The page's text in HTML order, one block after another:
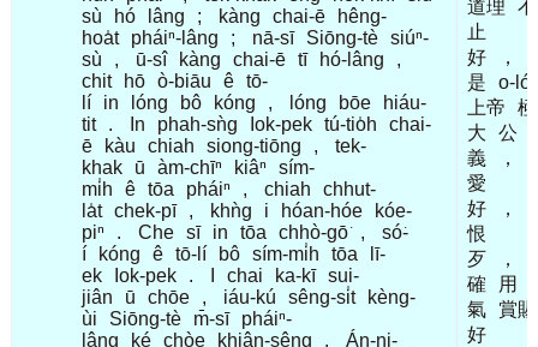
sù
hó lâng ; kàng chai-ē
hêng-
hoa̍t
pháiⁿ-lâng ; nā-sī Siōng-tè siúⁿ-
sù
, ū-sî kàng chai-ē tī hó-lâng
,
chit
hō ò-biāu ê tō-
lí
in lóng bô kóng , lóng bōe
hiáu-
tit
. In phah-sǹg Iok-pek tú-tio̍h
chai-
ē
kàu chiah siong-tiōng ,
tek-
khak
ū àm-chīⁿ kiâⁿ
sím-
mi̍h
ê tōa pháiⁿ , chiah
chhut-
la̍t chek-pī , khǹg i hóan-hóe
kóe-
piⁿ
. Che sī in tōa chhò-gō͘ ,
só͘-
í
kóng ê tō-lí bô sím-mi̍h tōa
lī-
ek
Iok-pek . chai ka-kī sui-
jiân
ū chōe , iáu-kú sêng-si̍t
kèng-
ùi
Siōng-tè m̄-sī
pháiⁿ-
lâng
ké chòe khiân-sêng .
Án-ni-
道理
不
止
好
，
是
o-ló
上帝
極
大
公
義
，
愛
好
，
恨
歹
，
確
用
氣
賞賜
好